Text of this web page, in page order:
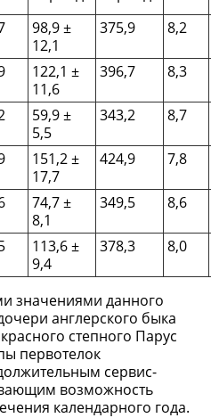
98,9 ±
12,1
375,9 8,2
122,1 ±
11,6
396,7 8,3
59,9 ±
5,5
343,2 8,7
151,2 ±
17,7
424,9 7,8
74,7 ±
8,1
349,5 8,6
113,6 ±
9,4
378,3 8,0
значениями данного
англерского быка
степного Парус
первотелок
сервис-
возможность
календарного года.